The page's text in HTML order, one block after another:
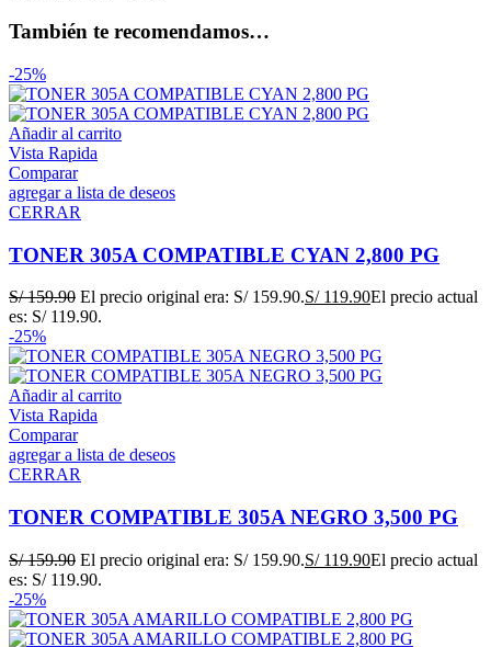
También te recomendamos…
-25%
Añadir al carrito
Vista Rapida
Comparar
agregar a lista de deseos
CERRAR
TONER 305A COMPATIBLE CYAN 2,800 PG
S/159.90 El precio original era: S/ 159.90.S/119.90El precio actual
es: S/ 119.90.
-25%
Añadir al carrito
Vista Rapida
Comparar
agregar a lista de deseos
CERRAR
TONER COMPATIBLE 305A NEGRO 3,500 PG
S/159.90 El precio original era: S/ 159.90.S/119.90El precio actual
es: S/ 119.90.
-25%